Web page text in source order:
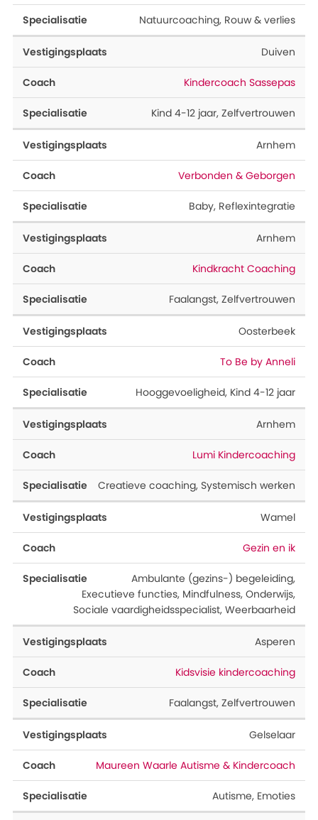
Natuurcoaching, Rouw & verlies
Duiven
Kindercoach Sassepas
Kind 4-12 jaar, Zelfvertrouwen
Arnhem
Verbonden & Geborgen
Baby, Reflexintegratie
Arnhem
Kindkracht Coaching
Faalangst, Zelfvertrouwen
Oosterbeek
To Be by Anneli
Hooggevoeligheid, Kind 4-12 jaar
Arnhem
Lumi Kindercoaching
Creatieve coaching, Systemisch werken
Wamel
Gezin en ik
Ambulante (gezins-) begeleiding,
Executieve functies, Mindfulness, Onderwijs,
Sociale vaardigheidsspecialist, Weerbaarheid
Asperen
Kidsvisie kindercoaching
Faalangst, Zelfvertrouwen
Gelselaar
Maureen Waarle Autisme & Kindercoach
Autisme, Emoties